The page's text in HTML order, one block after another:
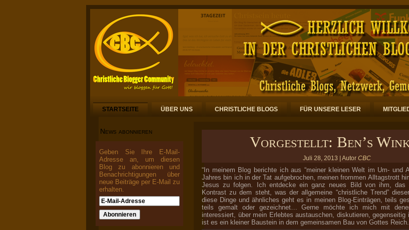
STARTSEITE ÜBER UNS CHRISTLICHE BLOGS FÜR UNSERE LESER
News abonnieren
Geben Sie Ihre E-Mail-
Adresse an, um diesen
Blog zu abonnieren und
Benachrichtigungen über
neue Beiträge per E-Mail zu
erhalten.
Vorgestellt: Ben’s
Juli 28, 2013 | Autor CBC
“In meinem Blog berichte ich aus “meiner kleinen Welt im Um- und
Jahres bin ich in der Tat aufgebrochen, meinen frommen Alltagstrott
Jesus zu folgen. Ich entdecke ein ganz neues Bild von ihm, das
Kontrast zu dem steht, was der allgemeine “christliche Trend”
diese Dinge und ähnliches geht es in meinen Blog-Einträgen, teils
teils gemalt oder gezeichnet… Gerne möchte ich mich mit
interessiert, über mein Erlebtes austauschen, diskutieren,
ist es ein kleiner Baustein in dem gemeinsamen Bau von Gottes